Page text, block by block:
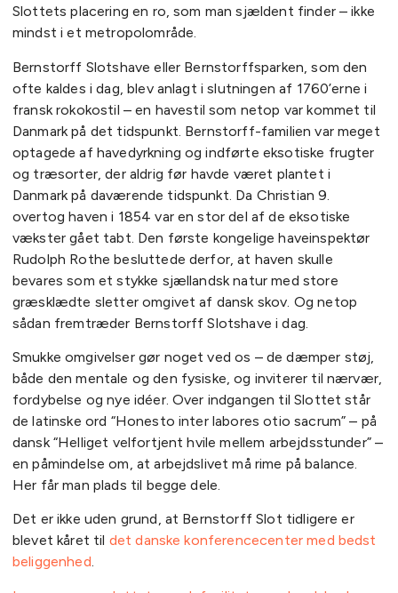
Slottets placering en ro, som man sjældent finder – ikke
mindst i et metropolområde.
Bernstorff Slotshave eller Bernstorffsparken, som den
ofte kaldes i dag, blev anlagt i slutningen af 1760’erne i
fransk rokokostil – en havestil som netop var kommet til
Danmark på det tidspunkt. Bernstorff-familien var meget
optagede af havedyrkning og indførte eksotiske frugter
og træsorter, der aldrig før havde været plantet i
Danmark på daværende tidspunkt. Da Christian 9.
overtog haven i 1854 var en stor del af de eksotiske
vækster gået tabt. Den første kongelige haveinspektør
Rudolph Rothe besluttede derfor, at haven skulle
bevares som et stykke sjællandsk natur med store
græsklædte sletter omgivet af dansk skov. Og netop
sådan fremtræder Bernstorff Slotshave i dag.
Smukke omgivelser gør noget ved os – de dæmper støj,
både den mentale og den fysiske, og inviterer til nærvær,
fordybelse og nye idéer. Over indgangen til Slottet står
de latinske ord “Honesto inter labores otio sacrum” – på
dansk “Helliget velfortjent hvile mellem arbejdsstunder” –
en påmindelse om, at arbejdslivet må rime på balance.
Her får man plads til begge dele.
Det er ikke uden grund, at Bernstorff Slot tidligere er
blevet kåret til det danske konferencecenter med bedst
beliggenhed.